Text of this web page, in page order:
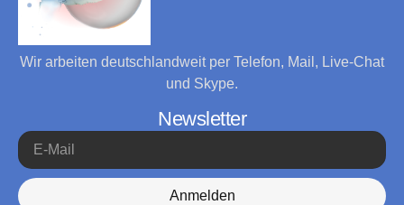
Wir arbeiten deutschlandweit per Telefon, Mail, Live-Chat
und Skype.
Newsletter
Anmelden